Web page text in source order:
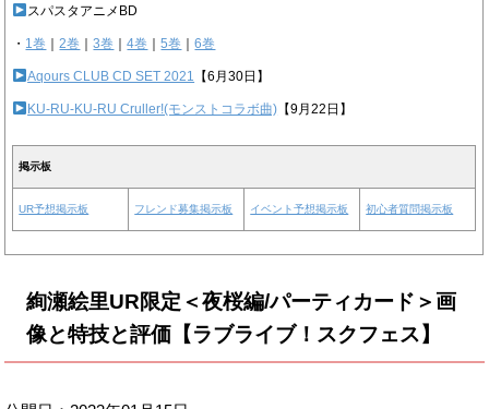
スパスタアニメBD
・ 1巻 ｜2巻 ｜3巻 ｜4巻 ｜5巻 ｜6巻
Aqours CLUB CD SET 2021 【6月30日】
KU-RU-KU-RU Cruller!(モンストコラボ曲) 【9月22日】
掲示板
UR予想掲示板 フレンド募集掲示板 イベント予想掲示板 初心者質問掲示板
絢瀬絵里UR限定＜夜桜編/パーティカード＞画
像と特技と評価【ラブライブ！スクフェス】